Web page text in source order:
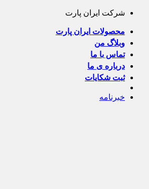
Skip
content
شرکت ایران پارت
محصولات ایران پارت
وبلاگ من
تماس با ما
درباره ی ما
ثبت شکایات
خبرنامه